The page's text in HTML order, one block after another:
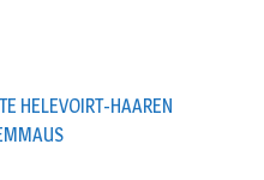
HELEVOIRT-HAAREN